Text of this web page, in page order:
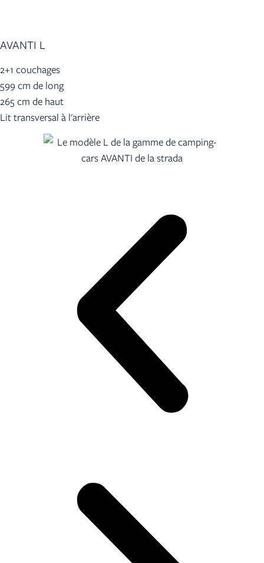
AVANTI L
2+1 couchages
599 cm de long
265 cm de haut
Lit transversal à l'arrière